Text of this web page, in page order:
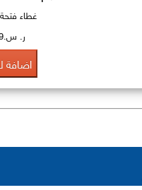
غطاء
ر. س.6.49
اضافة